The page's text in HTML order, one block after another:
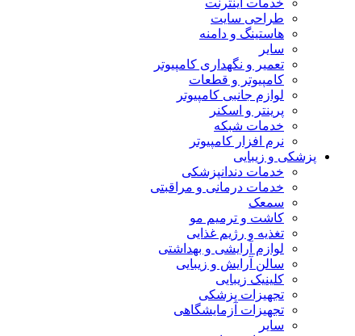
خدمات اینترنت
طراحی سایت
هاستینگ و دامنه
سایر
تعمیر و نگهداری کامپیوتر
کامپیوتر و قطعات
لوازم جانبی کامپیوتر
پرینتر و اسکنر
خدمات شبکه
نرم افزار کامپیوتر
پزشکی و زیبایی
خدمات دندانپزشکی
خدمات درمانی و مراقبتی
سمعک
کاشت و ترمیم مو
تغذیه و رژیم غذایی
لوازم آرایشی و بهداشتی
سالن آرایش و زیبایی
کلینیک زیبایی
تجهیزات پزشکی
تجهیزات آزمایشگاهی
سایر